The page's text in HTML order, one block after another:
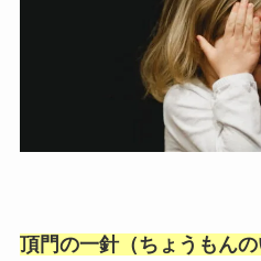
頂門の一針（ちょうもんの